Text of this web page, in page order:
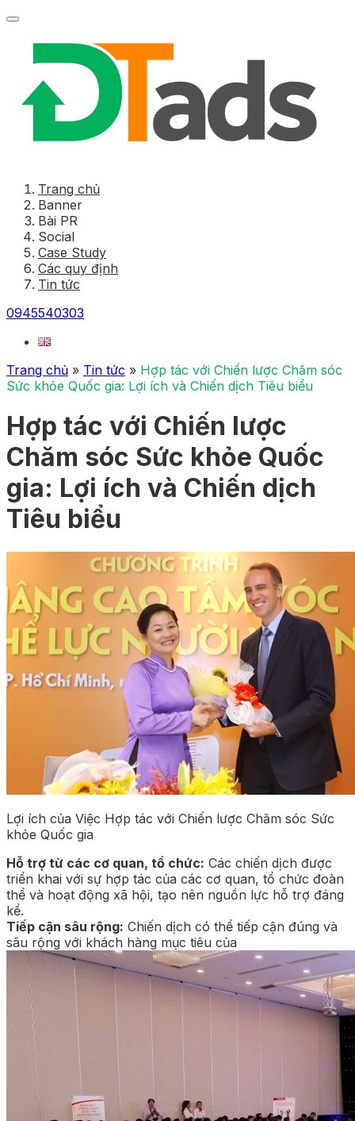
Trang chủ
Banner
Bài PR
Social
Case Study
Các quy định
Tin tức
0945540303
Trang chủ » Tin tức » Hợp tác với Chiến lược Chăm sóc
Sức khỏe Quốc gia: Lợi ích và Chiến dịch Tiêu biểu
Hợp tác với Chiến lược
Chăm sóc Sức khỏe Quốc
gia: Lợi ích và Chiến dịch
Tiêu biểu
Lợi ích của Việc Hợp tác với Chiến lược Chăm sóc Sức
khỏe Quốc gia
Hỗ trợ từ các cơ quan, tổ chức: Các chiến dịch được
triển khai với sự hợp tác của các cơ quan, tổ chức đoàn
thể và hoạt động xã hội, tạo nên nguồn lực hỗ trợ đáng
kể.
Tiếp cận sâu rộng: Chiến dịch có thể tiếp cận đúng và
sâu rộng với khách hàng mục tiêu của